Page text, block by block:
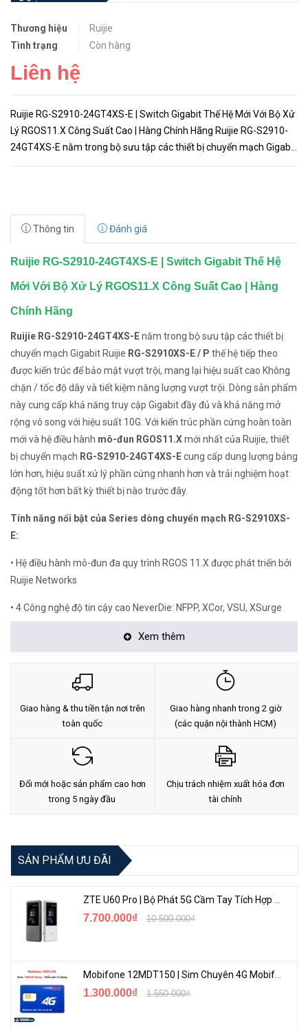
Thương hiệu
Ruijie
Tình trạng
Còn hàng
Liên hệ
Ruijie RG-S2910-24GT4XS-E | Switch Gigabit Thế Hệ Mới Với Bộ Xử
Lý RGOS11.X Công Suất Cao | Hàng Chính Hãng Ruijie RG-S2910-
24GT4XS-E nằm trong bộ sưu tập các thiết bị chuyển mạch Gigabit
Thông tin Đánh giá
Ruijie RG-S2910-24GT4XS-E | Switch Gigabit Thế Hệ
Mới Với Bộ Xử Lý RGOS11.X Công Suất Cao | Hàng
Chính Hãng
Ruijie RG-S2910-24GT4XS-Enằm trong bộ sưu tập các thiết bị
chuyển mạch Gigabit Ruijie RG-S2910XS-E / P thế hệ tiếp theo
được kiến ​​trúc để bảo mật vượt trội, mang lại hiệu suất cao Không
chặn / tốc độ dây và tiết kiệm năng lượng vượt trội. Dòng sản phẩm
này cung cấp khả năng truy cập Gigabit đầy đủ và khả năng mở
rộng vô song với hiệu suất 10G. Với kiến ​​trúc phần cứng hoàn toàn
mới và hệ điều hành mô-đun RGOS11.Xmới nhất của Ruijie, thiết
bị chuyển mạch RG-S2910-24GT4XS-Ecung cấp dung lượng bảng
lớn hơn, hiệu suất xử lý phần cứng nhanh hơn và trải nghiệm hoạt
động tốt hơn bất kỳ thiết bị nào trước đây.
Tính năng nổi bật của Series dòng chuyển mạch RG-S2910XS-
E:
• Hệ điều hành mô-đun đa quy trình RGOS 11.X được phát triển bởi
Ruijie Networks
• 4 Công nghệ độ tin cậy cao NeverDie: NFPP, XCor, VSU, XSurge
• MTBF lên đến hơn 67 năm (Thời gian trung bình giữa các lần thất
bại)
• Quản lý đám mây miễn phí trọn đời
• Hỗ trợ định tuyến lớp 3 tích hợp
• Tiêu thụ điện năng giảm 40% so với các sản phẩm cùng loại
• Các tính năng SDN và sự tuân thủ với OpenFlow 1.3
Với Ruijie RG-S2910-24GT4XS-E bạn sẽ sở hữu nhiều công nghệ
tiên tiến
1. Chip xử lý cập nhật đảm bảo hiệu suất cao
Xem thêm
Giao hàng & thu tiền tận nơi trên
toàn quốc
Giao hàng nhanh trong 2 giờ
(các quận nội thành HCM)
Đổi mới hoặc sản phẩm cao hơn
trong 5 ngày đầu
Chịu trách nhiệm xuất hóa đơn
tài chính
SẢN PHẨM ƯU ĐÃI
ZTE U60 Pro | Bộ Phát 5G Cầm Tay Tích Hợp Công Nghệ WiFi 7, Pin 10000mAh
7.700.000₫ 10.500.000₫
1.300.000₫ 1.550.000₫